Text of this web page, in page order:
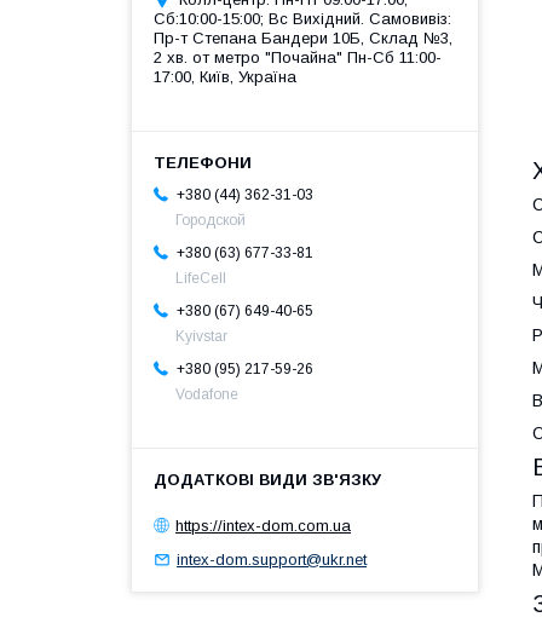
Сб:10:00-15:00; Вс Вихідний. Самовивіз:
Пр-т Степана Бандери 10Б, Склад №3,
2 хв. от метро "Почайна" Пн-Cб 11:00-
17:00, Київ, Україна
+380 (44) 362-31-03
Городской
+380 (63) 677-33-81
LifeCell
+380 (67) 649-40-65
Kyivstar
+380 (95) 217-59-26
Vodafone
https://intex-dom.com.ua
intex-dom.support@ukr.net